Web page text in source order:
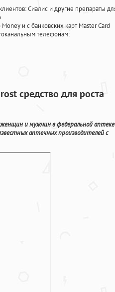
Сиалис и другие препараты
и с банковских карт Master Card
телефонам:
средство для роста
женщин и мужчин в федеральной аптеке
аптечных производителей с